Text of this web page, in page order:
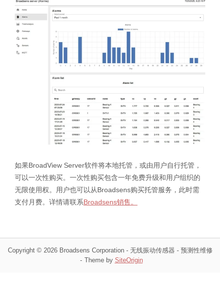
如果BroadView Server软件将本地托管，或由用户自行托管，
可以一次性购买。一次性购买包含一年免费升级和用户组织的
无限使用权。用户也可以从Broadsens购买托管服务，此时需
支付月费。详情请联系Broadsens销售。
Copyright © 2026 Broadsens Corporation - 无线振动传感器 - 预测性维修
Theme by SiteOrigin